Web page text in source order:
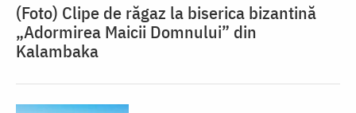
(Foto) Clipe de răgaz la biserica bizantină
„Adormirea Maicii Domnului” din
Kalambaka